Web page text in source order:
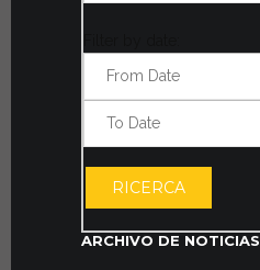
RICERCA
ARCHIVO DE NOTICIAS